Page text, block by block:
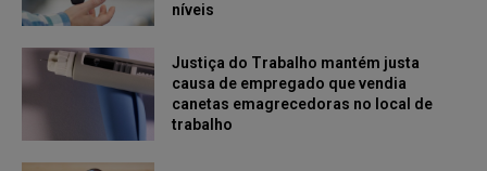
níveis
Justiça do Trabalho mantém justa
causa de empregado que vendia
canetas emagrecedoras no local de
trabalho